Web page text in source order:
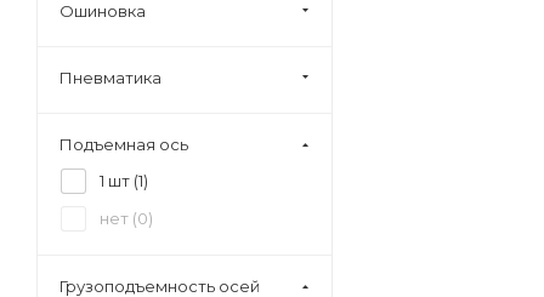
Ошиновка
Пневматика
Подъемная ось
1 шт (1)
нет (0)
Грузоподъемность осей